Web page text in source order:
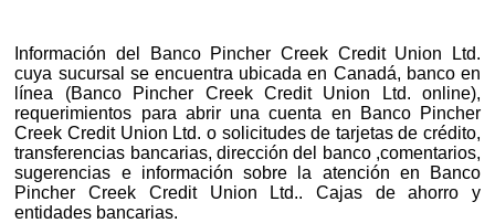
Información del Banco Pincher Creek Credit Union Ltd.
cuya sucursal se encuentra ubicada en Canadá, banco en
línea (Banco Pincher Creek Credit Union Ltd. online),
requerimientos para abrir una cuenta en Banco Pincher
Creek Credit Union Ltd. o solicitudes de tarjetas de crédito,
transferencias bancarias, dirección del banco ,comentarios,
sugerencias e información sobre la atención en Banco
Pincher Creek Credit Union Ltd.. Cajas de ahorro y
entidades bancarias.